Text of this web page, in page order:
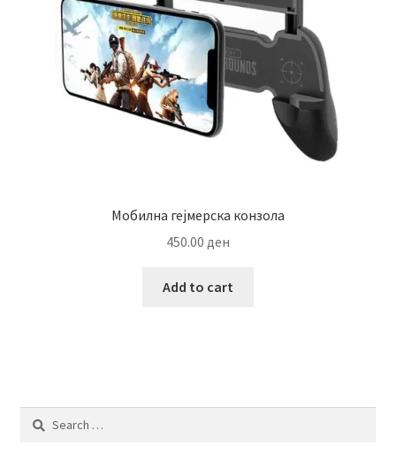
Мобилна гејмерска конзола
450.00 ден
Add to cart
Search